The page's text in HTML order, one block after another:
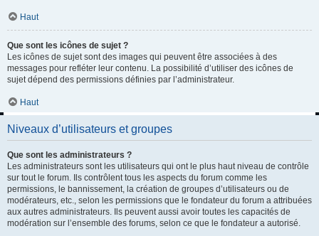
Haut
Que sont les icônes de sujet ?
Les icônes de sujet sont des images qui peuvent être associées à des
messages pour refléter leur contenu. La possibilité d’utiliser des icônes de
sujet dépend des permissions définies par l’administrateur.
Haut
Niveaux d’utilisateurs et groupes
Que sont les administrateurs ?
Les administrateurs sont les utilisateurs qui ont le plus haut niveau de contrôle
sur tout le forum. Ils contrôlent tous les aspects du forum comme les
permissions, le bannissement, la création de groupes d’utilisateurs ou de
modérateurs, etc., selon les permissions que le fondateur du forum a attribuées
aux autres administrateurs. Ils peuvent aussi avoir toutes les capacités de
modération sur l’ensemble des forums, selon ce que le fondateur a autorisé.